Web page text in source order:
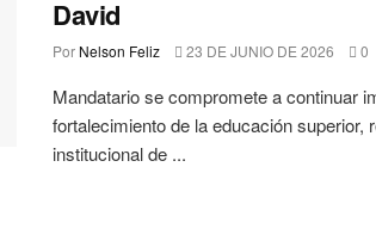
David
Por Nelson Feliz 23 DE JUNIO DE 2026 0
Mandatario se compromete a continuar
fortalecimiento de la educación superior,
institucional de ...